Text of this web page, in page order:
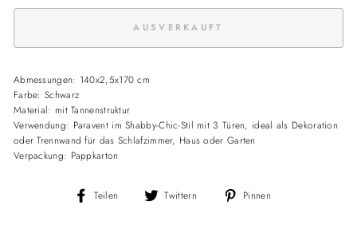
AUSVERKAUFT
Abmessungen: 140x2,5x170 cm
Farbe: Schwarz
Material: mit Tannenstruktur
Verwendung: Paravent im Shabby-Chic-Stil mit 3 Türen, ideal als Dekoration
oder Trennwand für das Schlafzimmer, Haus oder Garten
Verpackung: Pappkarton
Teilen Twittern Pinnen